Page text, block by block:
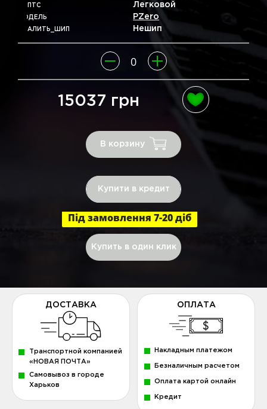
ТИПТС Легковой
МОДЕЛЬ PZero
УДАЛИТЬ_ШИП Нешип
15037 грн
В корзину
Купити в кредит
Під замовлення 7-20 діб
Купить в один клик
ДОСТАВКА
Транспортной компанией
«НОВАЯ ПОЧТА»
Самовывоз в городе
Харьков
ОПЛАТА
Накладным платежом
Безналичным расчетом
Оплата картой онлайн
Кредит